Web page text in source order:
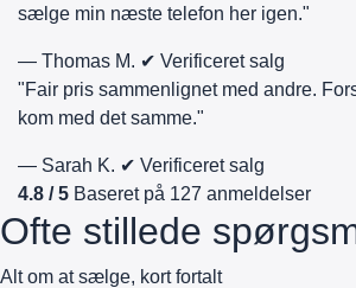
sælge min næste telefon her igen."
— Thomas M. ✔ Verificeret salg
"Fair pris sammenlignet med andre.
kom med det samme."
— Sarah K. ✔ Verificeret salg
4.8 / 5 Baseret på 127 anmeldelser
Ofte stillede
Alt om at sælge, kort fortalt